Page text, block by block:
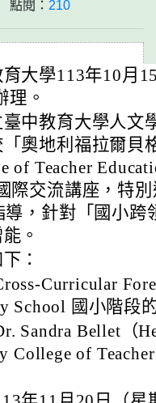
點閱： 210
大學113年10月
理。
中教育大學人文
奧地利福拉爾貝
of Teacher
際交流講座，特
導，針對「國小跨
。
：
Curricular
School 國小階段
Sandra Bellet（
College of